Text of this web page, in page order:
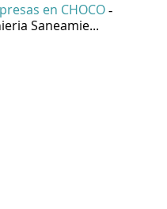
en CHOCO -
Saneamie...